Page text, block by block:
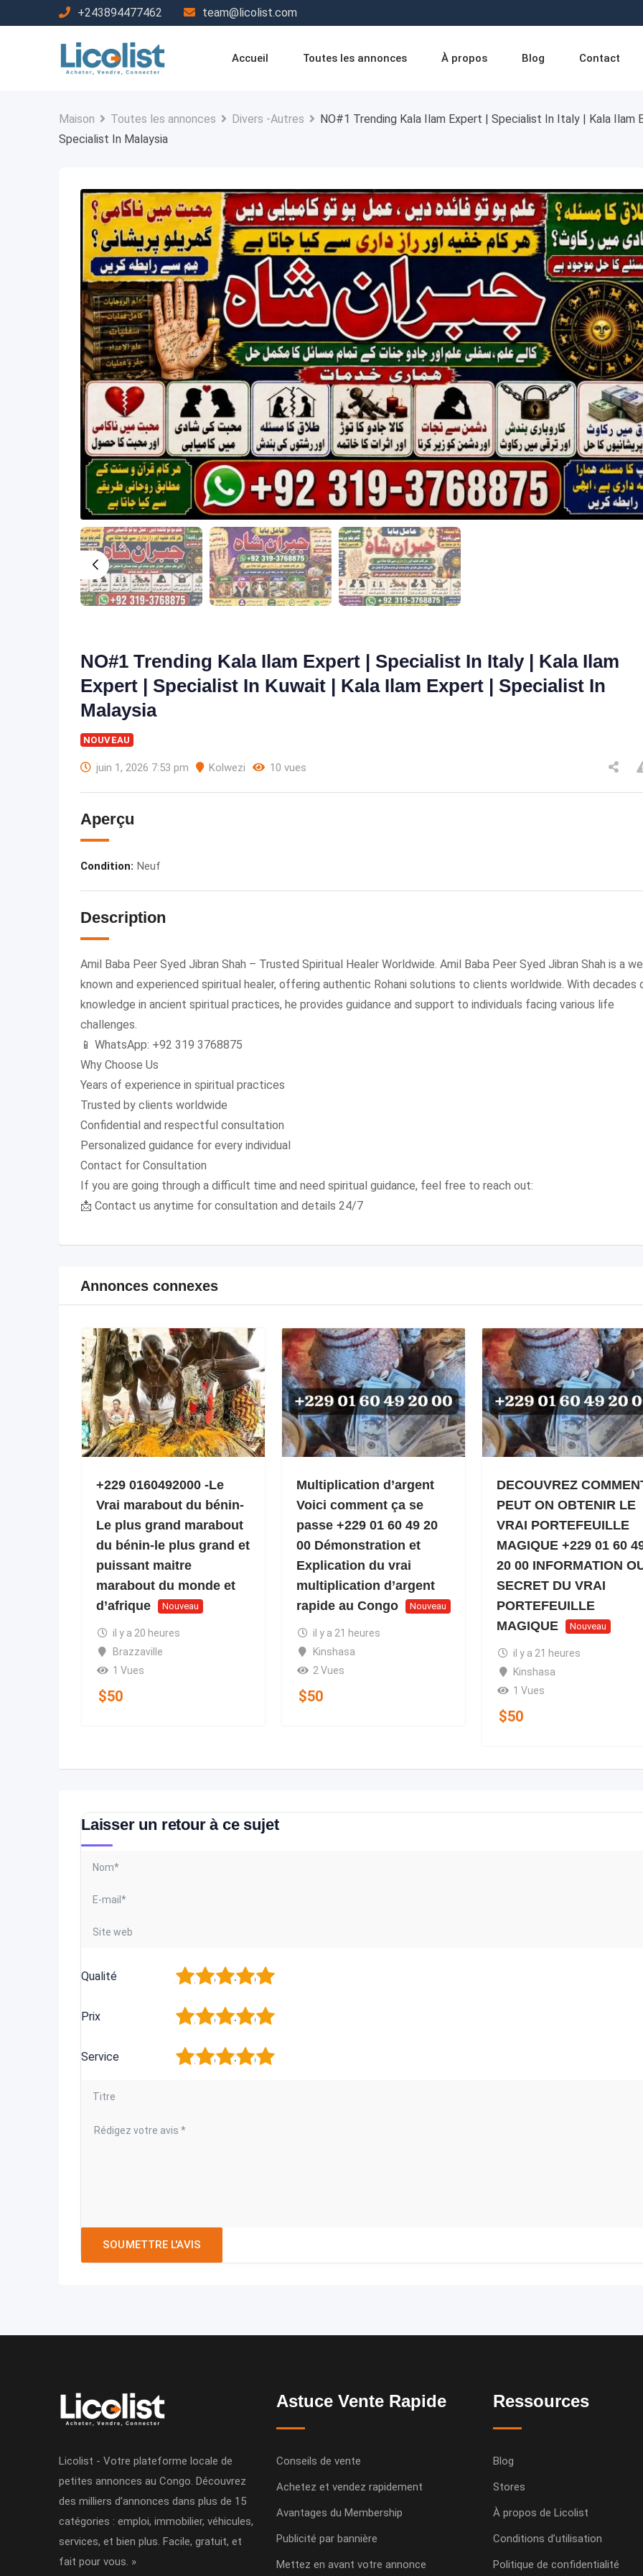
au
+243894477462 team@licolist.com
Accueil Toutes les annonces À propos Blog Contact
Maison Toutes les annonces Divers -Autres
NO#1 Trending Kala Ilam Expert | Specialist In Italy | Kala
Specialist In Malaysia
NO#1 Trending Kala Ilam Expert | Specialist In Italy | Kala Ilam
Expert | Specialist In Kuwait | Kala Ilam Expert | Specialist In
Malaysia
NOUVEAU
juin 1, 2026 7:53 pm Kolwezi 10 vues
Aperçu
Condition: Neuf
Description
Amil Baba Peer Syed Jibran Shah – Trusted Spiritual Healer Worldwide. Amil Baba Peer Syed Jibran Shah is a
known and experienced spiritual healer, offering authentic Rohani solutions to clients worldwide. With decades
knowledge in ancient spiritual practices, he provides guidance and support to individuals facing various life
challenges.
📱 WhatsApp: +92 319 3768875
Why Choose Us
Years of experience in spiritual practices
Trusted by clients worldwide
Confidential and respectful consultation
Personalized guidance for every individual
Contact for Consultation
If you are going through a difficult time and need spiritual guidance, feel free to reach out:
📩 Contact us anytime for consultation and details 24/7
Annonces connexes
+229 0160492000 -Le
Vrai marabout du bénin-
Le plus grand marabout
du bénin-le plus grand et
puissant maitre
marabout du monde et
d’afrique
Nouveau
il y a 20 heures
Brazzaville
1 Vues
$50
Multiplication d’argent
Voici comment ça se
passe +229 01 60 49 20
00 Démonstration et
Explication du vrai
multiplication d’argent
rapide au Congo
Nouveau
il y a 21 heures
Kinshasa
2 Vues
$50
DECOUVREZ
PEUT ON OBTENIR LE
VRAI PORTEFEUILLE
MAGIQUE +229 01 60
20 00 INFORMATION
SECRET DU VRAI
PORTEFEUILLE
MAGIQUE
Nouveau
il y a 21 heures
Kinshasa
1 Vues
$50
Laisser un retour à ce sujet
Qualité 5
4
3
2
Prix 5
4
3
2
Service 5
4
3
2
Licolist - Votre plateforme locale de
petites annonces au Congo. Découvrez
des milliers d’annonces dans plus de 15
catégories : emploi, immobilier, véhicules,
services, et bien plus. Facile, gratuit, et
fait pour vous. »
Astuce Vente Rapide
Conseils de vente
Achetez et vendez rapidement
Avantages du Membership
Publicité par bannière
Mettez en avant votre annonce
Ressources
Blog
Stores
À propos de Licolist
Conditions d’utilisation
Politique de confidentialité